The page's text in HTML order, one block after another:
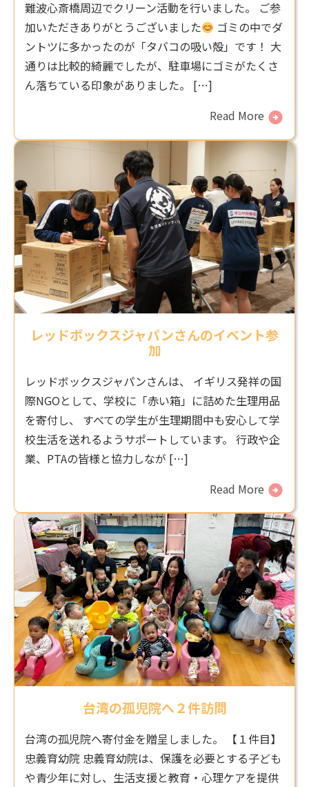
難波心斎橋周辺でクリーン活動を行いました。 ご参
加いただきありがとうございました
ゴミの中でダ
ントツに多かったのが「タバコの吸い殻」です！ 大
通りは比較的綺麗でしたが、駐車場にゴミがたくさ
ん落ちている印象がありました。 […]
Read More
レッドボックスジャパンさんのイベント参
加
レッドボックスジャパンさんは、 イギリス発祥の国
際NGOとして、学校に「赤い箱」に詰めた生理用品
を寄付し、 すべての学生が生理期間中も安心して学
校生活を送れるようサポートしています。 行政や企
業、PTAの皆様と協力しなが […]
Read More
台湾の孤児院へ２件訪問
台湾の孤児院へ寄付金を贈呈しました。 【１件目】
忠義育幼院 忠義育幼院は、保護を必要とする子ども
や青少年に対し、生活支援と教育・心理ケアを提供